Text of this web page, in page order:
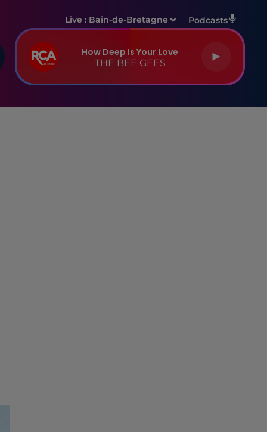
Live : Bain-de-Bretagne Podcasts
How Deep Is Your Love
THE BEE GEES